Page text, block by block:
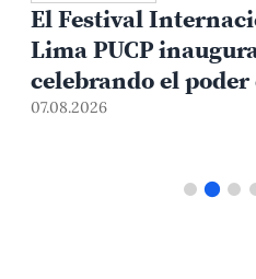
El Festival
Lima PUCP
celebrando el
07.08.2026